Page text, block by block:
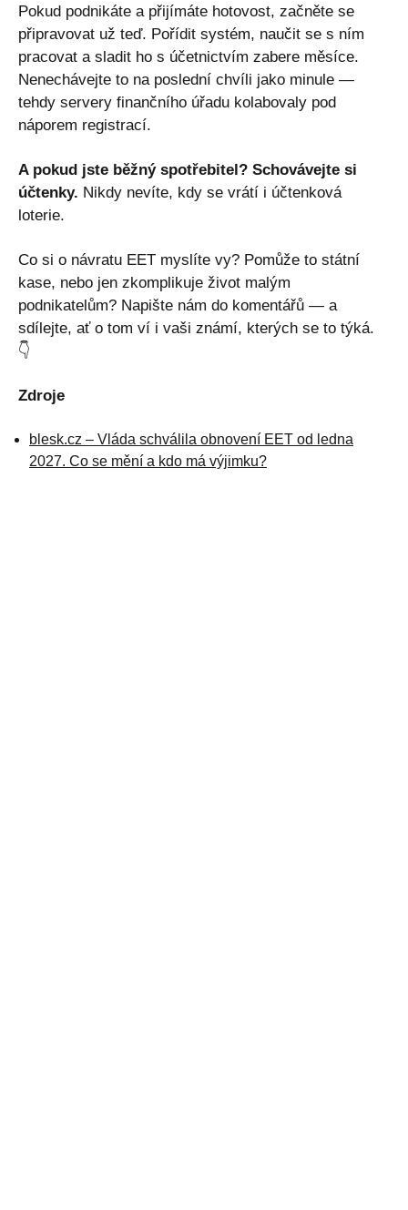
Pokud podnikáte a přijímáte hotovost, začněte se
připravovat už teď. Pořídit systém, naučit se s ním
pracovat a sladit ho s účetnictvím zabere měsíce.
Nenechávejte to na poslední chvíli jako minule —
tehdy servery finančního úřadu kolabovaly pod
náporem registrací.
A pokud jste běžný spotřebitel? Schovávejte si
účtenky. Nikdy nevíte, kdy se vrátí i účtenková
loterie.
Co si o návratu EET myslíte vy? Pomůže to státní
kase, nebo jen zkomplikuje život malým
podnikatelům? Napište nám do komentářů — a
sdílejte, ať o tom ví i vaši známí, kterých se to týká.
👇
Zdroje
blesk.cz – Vláda schválila obnovení EET od ledna
2027. Co se mění a kdo má výjimku?